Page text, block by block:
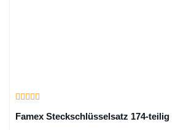
Famex Steckschlüsselsatz 174-teilig